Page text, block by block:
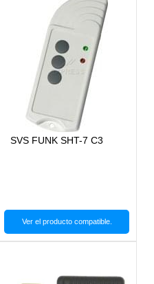
SVS FUNK SHT-7 C3
Ver el producto compatible.